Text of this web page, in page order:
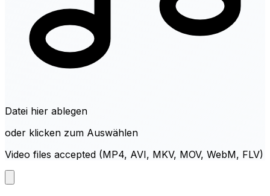
Datei hier ablegen
oder klicken zum Auswählen
Video files accepted (MP4, AVI, MKV, MOV, WebM, FLV)